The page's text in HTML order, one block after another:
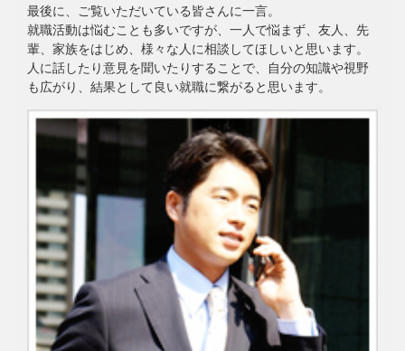
最後に、ご覧いただいている皆さんに一言。
就職活動は悩むことも多いですが、一人で悩まず、友人、先
輩、家族をはじめ、様々な人に相談してほしいと思います。
人に話したり意見を聞いたりすることで、自分の知識や視野
も広がり、結果として良い就職に繋がると思います。